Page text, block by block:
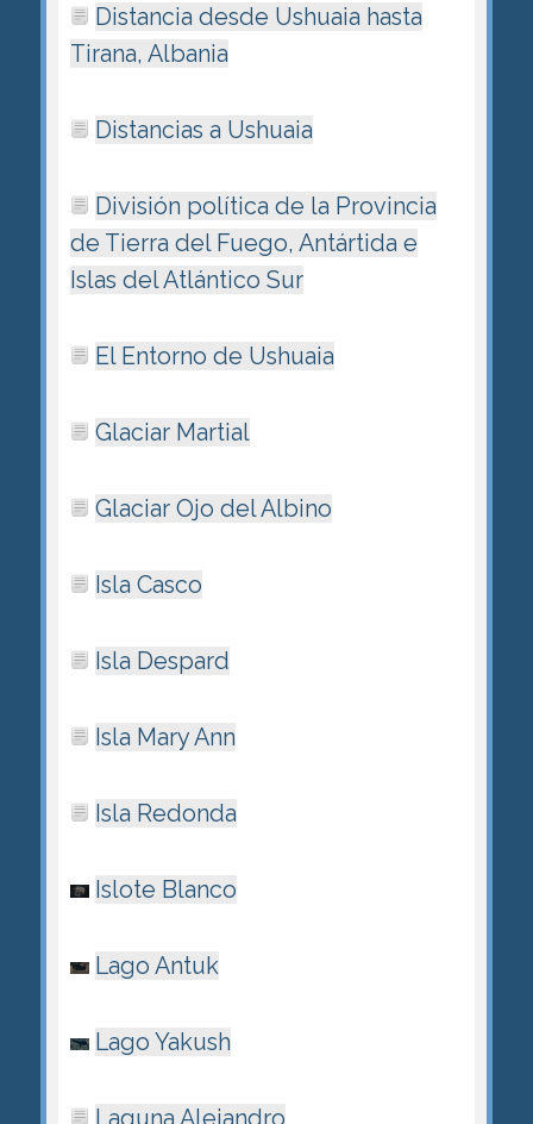
Distancia desde Ushuaia hasta
Tirana, Albania
Distancias a Ushuaia
División política de la Provincia
de Tierra del Fuego, Antártida e
Islas del Atlántico Sur
El Entorno de Ushuaia
Glaciar Martial
Glaciar Ojo del Albino
Isla Casco
Isla Despard
Isla Mary Ann
Isla Redonda
Islote Blanco
Lago Antuk
Lago Yakush
Laguna Alejandro